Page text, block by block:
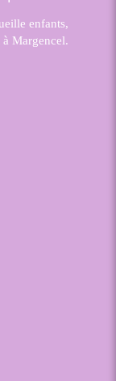
enfants,
à Margencel.